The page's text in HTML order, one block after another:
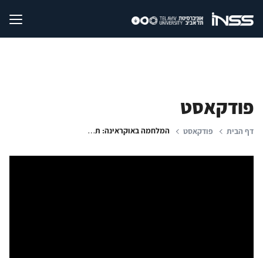
פודקאסט
דף הבית פודקאסט המלחמה באוקראינה: תמונות מצב והשלכות בינלאומיות